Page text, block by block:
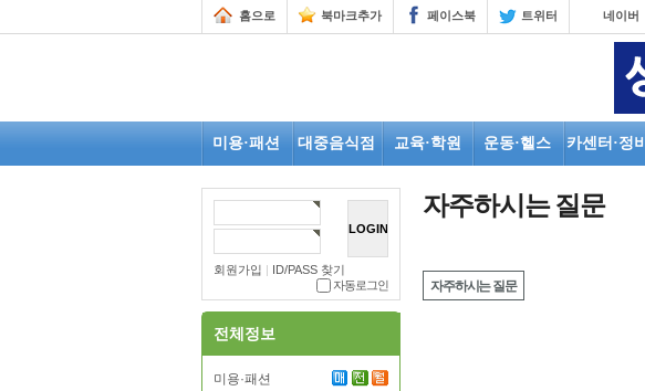
홈으로 북마크추가 페이스북 트위터 네이버
미용·패션 대중음식점 교육·학원 운동·헬스 카센터·정비
회원가입 | ID/PASS 찾기
자동로그인
전체정보
미용·패션
자주하시는 질문
자주하시는 질문